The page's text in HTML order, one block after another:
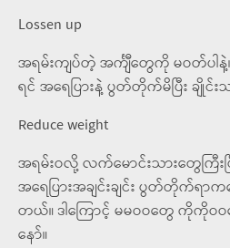
Lossen up
အရမ်းကျပ်တဲ့ အင်္ကျီတွေကို မဝတ်ပါနဲ့။
ရင် အရေပြားနဲ့ ပွတ်တိုက်မိပြီး ချိုင်
Reduce weight
အရမ်းဝလို့ လက်မောင်းသားတွေကြီး
အရေပြားအချင်းချင်း ပွတ်တိုက်ရာ
တယ်။ ဒါကြောင့် မမဝဝတွေ ကိုကို
နော်။